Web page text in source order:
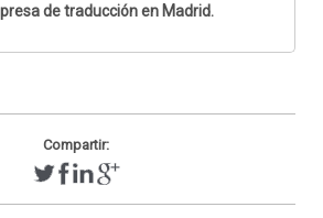
de traducción en Madrid.
Compartir: